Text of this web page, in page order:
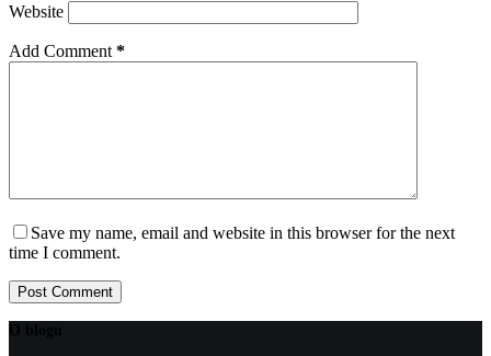
Website
Add Comment*
Save my name, email and website in this browser for the next
time I comment.
Post Comment
O blogu